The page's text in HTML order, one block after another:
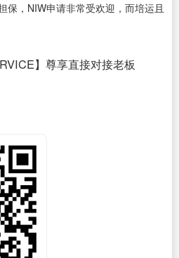
保，NIW申请非常受欢迎，而培运且
】尊享直接对接老板